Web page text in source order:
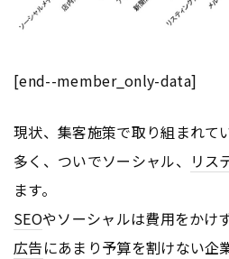
[end--member_only-data]
現状、集客施策で取り組まれて
多く、ついでソーシャル、 リス
ます。
SEOやソーシャルは費用をかけ
広告にあまり予算を割けない企